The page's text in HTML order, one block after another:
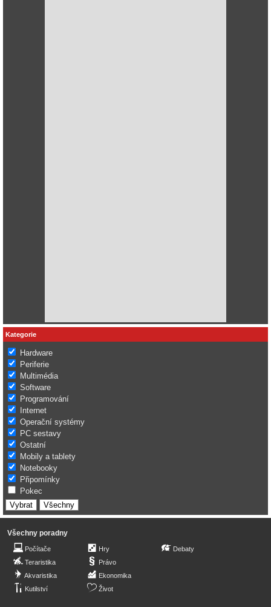
Kategorie
Hardware
Periferie
Multimédia
Software
Programování
Internet
Operační systémy
PC sestavy
Ostatní
Mobily a tablety
Notebooky
Připomínky
Pokec
Všechny poradny
Počítače
Teraristika
Akvaristika
Kutilství
Hry
Právo
Ekonomika
Život
Debaty